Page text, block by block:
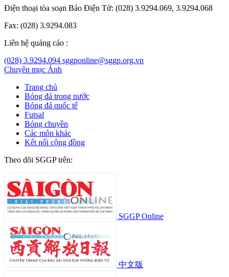
Điện thoại tòa soạn Báo Điện Tử: (028) 3.9294.069, 3.9294.068
Fax: (028) 3.9294.083
Liên hệ quảng cáo :
(028) 3.9294.094 sggponline@sggp.org.vn
Chuyên mục Ảnh
Trang chủ
Bóng đá trong nước
Bóng đá quốc tế
Futsal
Bóng chuyền
Các môn khác
Kết nối cộng đồng
Theo dõi SGGP trên:
SGGP Online
中文版